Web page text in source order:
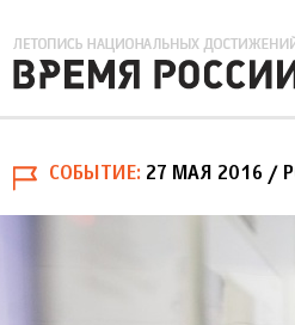
СОБЫТИЕ 27 МАЯ 2016 /